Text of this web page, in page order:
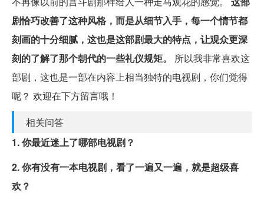
剧恰巧改善了这种风格，而是从细节入手，每一个情节都
刻画的十分细腻，这也是这部剧最大的特点，让观众更深
刻的了解了那个朝代的一些礼仪规矩。
所以我非常喜欢这
部剧，这也是一部在内容上相当独特的电视剧，你们觉得
呢？ 欢迎在下方留言哦！
相关问答
1. 你最近迷上了哪部电视剧？
2. 你有没有一本电视剧，看了一遍又一遍，就是超级喜
欢？